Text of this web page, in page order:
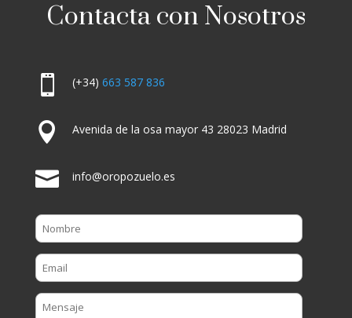
Contacta con Nosotros
 (+34) 663 587 836
 Avenida de la osa mayor 43 28023 Madrid
 info@oropozuelo.es